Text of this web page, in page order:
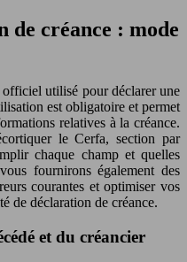
de créance : mode
utilisé pour déclarer une
est obligatoire et permet
relatives à la créance.
le Cerfa, section par
chaque champ et quelles
fournirons également des
courantes et optimiser vos
de déclaration de créance.
et du créancier